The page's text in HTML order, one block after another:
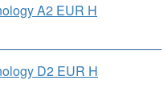
A2 EUR H
D2 EUR H